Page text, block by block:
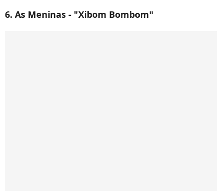
6. As Meninas - "Xibom Bombom"